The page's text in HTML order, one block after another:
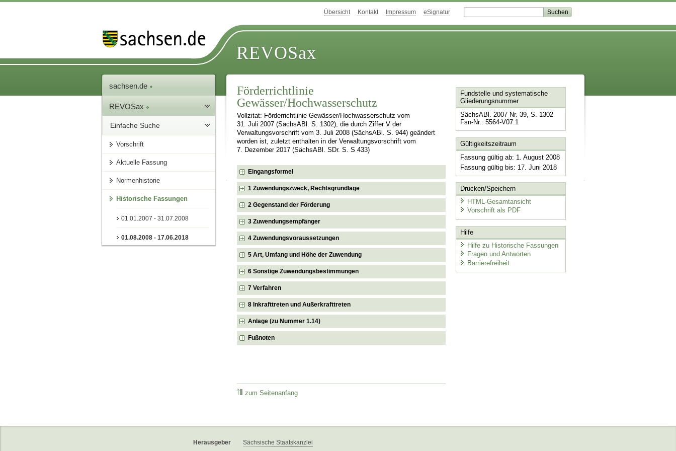
Übersicht Kontakt Impressum eSignatur
REVOSax
sachsen.de
REVOSax
Einfache Suche
Vorschrift
Aktuelle Fassung
Normenhistorie
Historische Fassungen
01.01.2007 - 31.07.2008
01.08.2008 - 17.06.2018
Förderrichtlinie
Gewässer/Hochwasserschutz
Vollzitat: Förderrichtlinie Gewässer/Hochwasserschutz vom
31. Juli 2007 (SächsABl. S. 1302), die durch Ziffer V der
Verwaltungsvorschrift vom 3. Juli 2008 (SächsABl. S. 944) geändert
worden ist, zuletzt enthalten in der Verwaltungsvorschrift vom
7. Dezember 2017 (SächsABl. SDr. S. S 433)
Eingangsformel
1 Zuwendungszweck, Rechtsgrundlage
2 Gegenstand der Förderung
3 Zuwendungsempfänger
4 Zuwendungsvoraussetzungen
5 Art, Umfang und Höhe der Zuwendung
6 Sonstige Zuwendungsbestimmungen
7 Verfahren
8 Inkrafttreten und Außerkrafttreten
Anlage (zu Nummer 1.14)
Fußnoten
zum Seitenanfang
Fundstelle und systematische
Gliederungsnummer
SächsABl. 2007 Nr. 39, S. 1302
Fsn-Nr.: 5564-V07.1
Gültigkeitszeitraum
Fassung gültig ab: 1. August 2008
Fassung gültig bis: 17. Juni 2018
Drucken/Speichern
HTML-Gesamtansicht
Vorschrift als PDF
Hilfe
Hilfe zu Historische Fassungen
Fragen und Antworten
Barrierefreiheit
Herausgeber Sächsische Staatskanzlei